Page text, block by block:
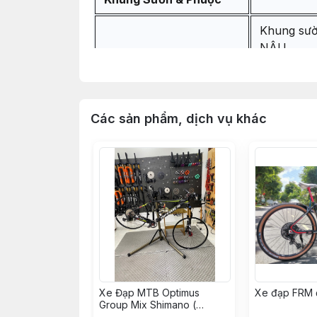
Khung
NÂU
Vòng
Vòng
Miếng
Hệ Thống Truyền Động
Bộ group
Các sản phẩm, dịch vụ khác
Xe Đạp MTB Optimus
Group Mix Shimano (
Xe đạp FRM